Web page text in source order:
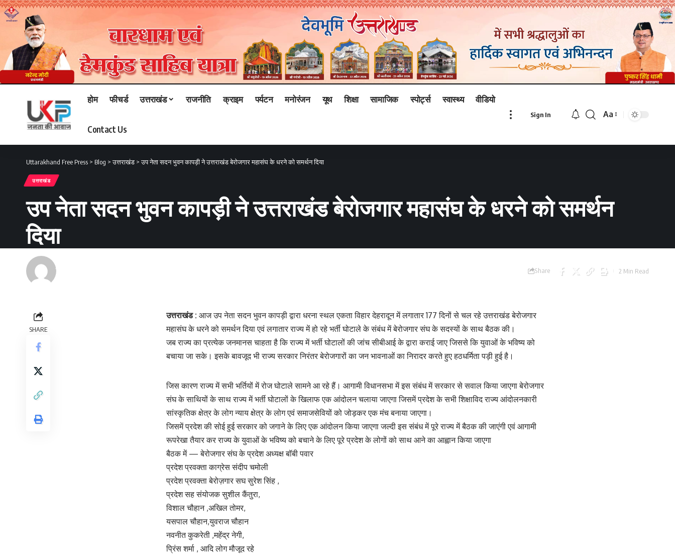
होम फीचर्ड उत्तराखंड राजनीति क्राइम पर्यटन मनोरंजन यूथ शिक्षा सामाजिक स्पोर्ट्स स्वास्थ्य वीडियो
Contact Us
Sign In
Font
Aa
Uttarakhand Free Press > Blog >उत्तराखंड >उप नेता सदन भुवन कापड़ी ने उत्तराखंड बेरोजगार महासंघ के धरने को समर्थन दिया
उत्तराखंड
उप नेता सदन भुवन कापड़ी ने उत्तराखंड बेरोजगार महासंघ के धरने को समर्थन
दिया
Last updated: September 24, 2023 8:54 am
Renu Negi
Share 2 Min Read
SHARE
उत्तराखंड : आज उप नेता सदन भुवन कापड़ी द्वारा धरना स्थल एकता विहार देहरादून में लगातार 177 दिनों से चल रहे उत्तराखंड बेरोजगार
महासंघ के धरने को समर्थन दिया एवं लगातार राज्य में हो रहे भर्ती घोटाले के संबंध में बेरोजगार संघ के सदस्यों के साथ बैठक की।
जब राज्य का प्रत्येक जनमानस चाहता है कि राज्य में भर्ती घोटालों की जांच सीबीआई के द्वारा कराई जाए जिससे कि युवाओं के भविष्य को
बचाया जा सके। इसके बावजूद भी राज्य सरकार निरंतर बेरोजगारों का जन भावनाओं का निरादर करते हुए हठधर्मिता पड़ी हुई है।
जिस कारण राज्य में सभी भर्तियों में रोज घोटाले सामने आ रहे हैं। आगामी विधानसभा में इस संबंध में सरकार से सवाल किया जाएगा बेरोजगार
संघ के साथियों के साथ राज्य में भर्ती घोटालों के खिलाफ एक आंदोलन चलाया जाएगा जिसमें प्रदेश के सभी शिक्षाविद राज्य आंदोलनकारी
सांस्कृतिक क्षेत्र के लोग न्याय क्षेत्र के लोग एवं समाजसेवियों को जोड़कर एक मंच बनाया जाएगा।
जिसमें प्रदेश की सोई हुई सरकार को जगाने के लिए एक आंदोलन किया जाएगा जल्दी इस संबंध में पूरे राज्य में बैठक की जाएंगी एवं आगामी
रूपरेखा तैयार कर राज्य के युवाओं के भविष्य को बचाने के लिए पूरे प्रदेश के लोगों को साथ आने का आह्वान किया जाएगा
बैठक में — बेरोजगार संघ के प्रदेश अध्यक्ष बॉबी पवार
प्रदेश प्रवक्ता काग्रेस संदीप चमोली
प्रदेश प्रवक्ता बेरोज़गार सघ सुरेश सिंह ,
प्रदेश सह संयोजक सुशील कैंतुरा,
विशाल चौहान ,अखिल तोमर,
यसपाल चौहान,युवराज चौहान
नवनीत कुकरेती ,महेंद्र नेगी,
प्रिंस शर्मा , आदि लोग मौजूद रहे